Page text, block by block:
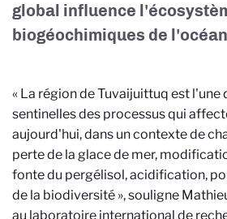
global influence
biogéochimiques de
« La région de Tuvaijuittuq est l'une
sentinelles des processus qui
aujourd'hui, dans un contexte de
perte de la glace de mer,
fonte du pergélisol, acidification,
de la biodiversité », souligne
au laboratoire international de